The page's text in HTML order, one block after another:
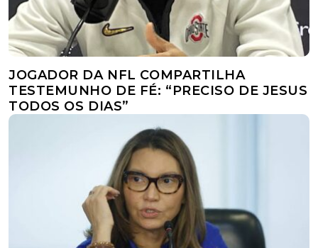
JOGADOR DA NFL COMPARTILHA
TESTEMUNHO DE FÉ: “PRECISO DE JESUS
TODOS OS DIAS”